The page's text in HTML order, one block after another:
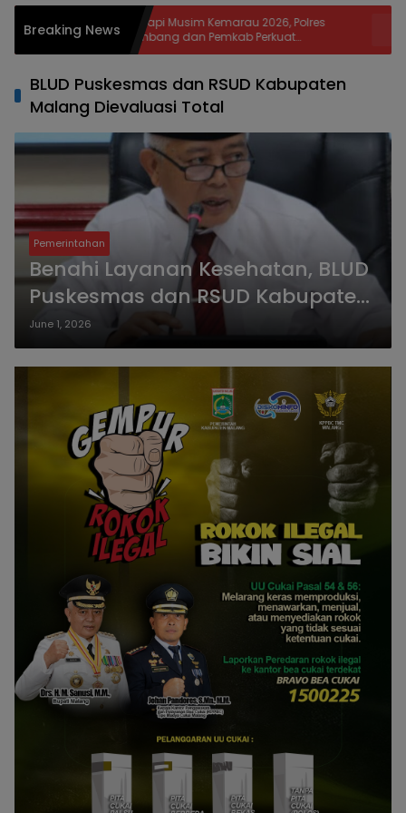
Breaking News
Hadapi Musim Kemarau 2026, Polres
Jombang dan Pemkab Perkuat
Kesiapsiagaan Bencana
Dihapus
BLUD Puskesmas dan RSUD Kabupaten
Malang Dievaluasi Total
Pemerintahan
Benahi Layanan Kesehatan, BLUD
Puskesmas dan RSUD Kabupaten
Malang Dievaluasi Total
June 1, 2026